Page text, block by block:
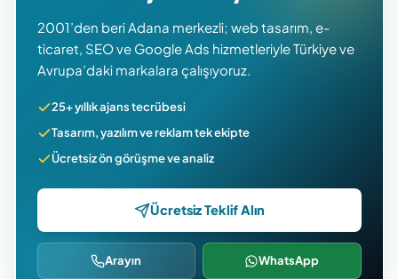
2001’den beri Adana merkezli; web tasarım, e-
ticaret, SEO ve Google Ads hizmetleriyle Türkiye ve
Avrupa’daki markalara çalışıyoruz.
25+ yıllık ajans tecrübesi
Tasarım, yazılım ve reklam tek ekipte
Ücretsiz ön görüşme ve analiz
Ücretsiz Teklif Alın
Arayın WhatsApp